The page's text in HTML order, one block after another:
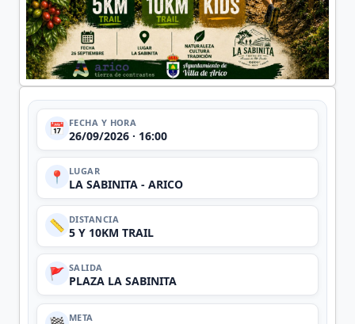
📅 FECHA Y HORA
26/09/2026 · 16:00
📍 LUGAR
LA SABINITA - ARICO
📏 DISTANCIA
5 Y 10KM TRAIL
🚩 SALIDA
PLAZA LA SABINITA
META